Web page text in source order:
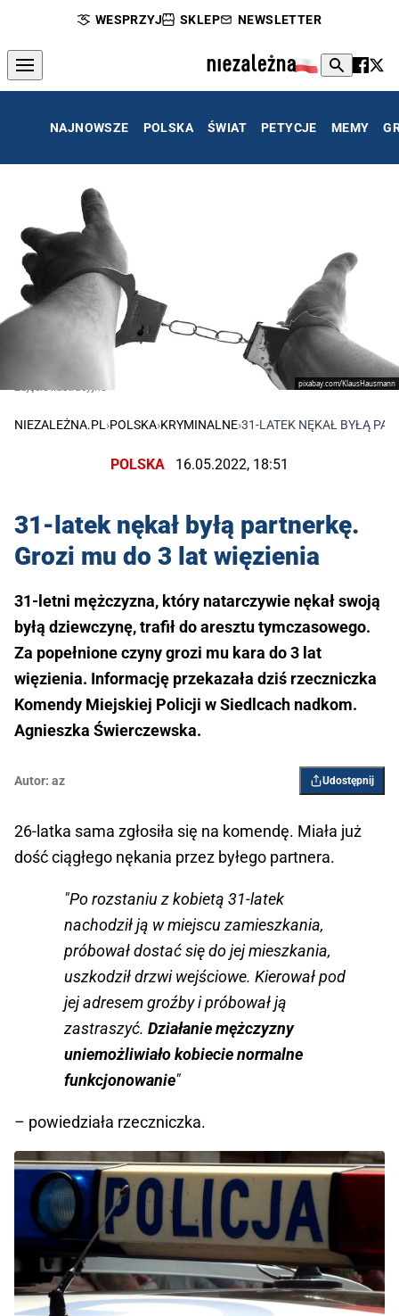
WESPRZYJ SKLEP NEWSLETTER
NAJNOWSZE POLSKA ŚWIAT PETYCJE MEMY
pixabay.com/KlausHausmann
Zdjęcie ilustracyjne
NIEZALEŻNA.PL›POLSKA›KRYMINALNE›31-LATEK NĘKAŁ BYŁĄ
POLSKA 16.05.2022, 18:51
31-latek nękał byłą partnerkę.
Grozi mu do 3 lat więzienia
31-letni mężczyzna, który natarczywie nękał swoją
byłą dziewczynę, trafił do aresztu tymczasowego.
Za popełnione czyny grozi mu kara do 3 lat
więzienia. Informację przekazała dziś rzeczniczka
Komendy Miejskiej Policji w Siedlcach nadkom.
Agnieszka Świerczewska.
Autor: az Udostępnij
26-latka sama zgłosiła się na komendę. Miała już
dość ciągłego nękania przez byłego partnera.
"Po rozstaniu z kobietą 31-latek
nachodził ją w miejscu zamieszkania,
próbował dostać się do jej mieszkania,
uszkodził drzwi wejściowe. Kierował pod
jej adresem groźby i próbował ją
zastraszyć. Działanie mężczyzny
uniemożliwiało kobiecie normalne
funkcjonowanie"
– powiedziała rzeczniczka.